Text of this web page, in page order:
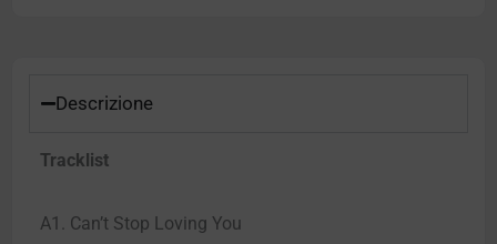
Descrizione
Tracklist
A1. Can’t Stop Loving You